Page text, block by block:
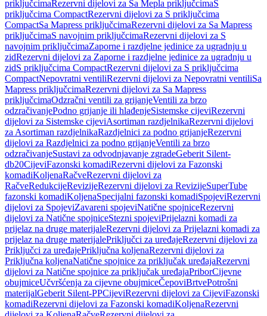
priključcimaRezervni dijelovi za Sa Mepla priključcimaS
priključcima CompactRezervni dijelovi za S priključcima
CompactSa Mapress priključcimaRezervni dijelovi za Sa Mapress
priključcimaS navojnim priključcimaRezervni dijelovi za S
navojnim priključcimaZaporne i razdjelne jedinice za ugradnju u
zidRezervni dijelovi za Zaporne i razdjelne jedinice za ugradnju u
zidS priključcima CompactRezervni dijelovi za S priključcima
CompactNepovratni ventiliRezervni dijelovi za Nepovratni ventiliSa
Mapress priključcimaRezervni dijelovi za Sa Mapress
priključcimaOdzračni ventili za grijanjeVentili za brzo
odzračivanjePodno grijanje ili hlađenjeSistemske cijeviRezervni
dijelovi za Sistemske cijeviAsortiman razdjelnikaRezervni dijelovi
za Asortiman razdjelnikaRazdjelnici za podno grijanjeRezervni
dijelovi za Razdjelnici za podno grijanjeVentili za brzo
odzračivanjeSustavi za odvodnjavanje zgradeGeberit Silent-
db20CijeviFazonski komadiRezervni dijelovi za Fazonski
komadiKoljenaRačveRezervni dijelovi za
RačveRedukcijeRevizijeRezervni dijelovi za RevizijeSuperTube
fazonski komadiKoljenaSpecijalni fazonski komadiSpojeviRezervni
dijelovi za SpojeviZavareni spojeviNatične spojniceRezervni
dijelovi za Natične spojniceStezni spojeviPrijelazni komadi za
prijelaz na druge materijaleRezervni dijelovi za Prijelazni komadi za
prijelaz na druge materijalePriključci za uređajeRezervni dijelovi za
Priključci za uređajePriključna koljenaRezervni dijelovi za
Priključna koljenaNatične spojnice za priključak uređajaRezervni
dijelovi za Natične spojnice za priključak uređajaPriborCijevne
obujmiceUčvršćenja za cijevne obujmiceČepoviBrtvePotrošni
materijalGeberit Silent-PPCijeviRezervni dijelovi za CijeviFazonski
komadiRezervni dijelovi za Fazonski komadiKoljenaRezervni